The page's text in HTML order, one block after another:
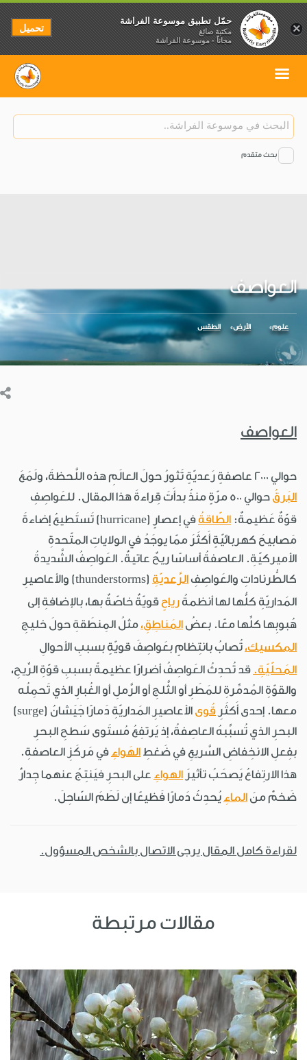
بحث متقدم
العواصف
علوم الأرض الطقس
العواصف
حوالي 2000 عاصفةٍ رَعديّةٍ تَثورُ حولَ العالَمِ هذه اللَّحظةَ، ولَمَعَ
البَرقُ
حوالي 500 مرّةٍ منذُ بدأَتَ قِراءةَ هذا المقال. للعَواصِفِ
قوّةٌ عَظيمةٌ: الطّاقةُ
في إعصارٍ (hurricane) تَستَطيعُ إضاءةَ
مَصابيحَ كهربائيّةٍ أَكثَرَ ممّا يوجَدُ في الولاياتِ المتّحدةِ
الأميركيّةِ. العاصفةُ أساسًا ريحٌ عاتيةٌ. العَواصِفُ الشَّديدةُ
كالطُّرناداتِ والعَواصِفِ الرَّعديّةِ
(thunderstorms) والأعاصيرِ
المَداريّةِ كلُّها لها أنظمةُ رياحٍ قويّةٌ خاصّةٌ بها، بالإضافةِ إلى
هُبوبِها كلِّها معًا. بعضُ المَناطِقِ، مثلُ المِنطَقةِ حولَ خليجِ
المكسيك، تُصابُ بانتِظامٍ بعَواصِفَ قويّةٍ بسببِ الأحوالِ
المَحلّيّةِ. قد تُحدِثُ العَواصِفُ أضرارًا عظيمةً بسببِ قوّةِ الرِّيحِ،
والقوّةِ المُدمِّرةِ للمَطَرِ أو الثَّلجِ أو الرَّملِ أو الغُبارِ الذي تَحمِلُه
معها. إحدى أَكثَرِ قُوى
الأعاصيرِ المَداريّةِ دَمارًا جَيَشانُ (surge)
البحرِ الذي تُسبِّبهُ العاصِفةُ، إذ يَرتفِعُ مُستَوى سَطحِ البحرِ
بفِعلِ الانخِفاضِ السَّريعِ في ضَغطِ الهَواءِ في مَركَزِ العاصفةِ.
هذا الارتِفاعُ يَصحَبُ تأثيرَ الهواءِ على البحرِ فيَنتِجُ عنهما جِدارٌ
ضَخمٌ منَ الماءِ يُحدِثُ دَمارًا فَظيعًا إن لَطَمَ السّاحِلَ.
لقراءة كامل المقال يرجى الاتصال بالشخص المسؤول.
مقالات مرتبطة
×
حمّل تطبيق موسوعة الفراشة
مكتبة صائغ
مجاناً - موسوعة الفراشة
تحميل